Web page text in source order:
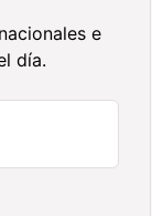
e
día.